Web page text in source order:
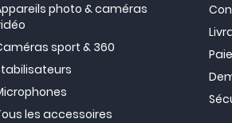
photo & caméras
sport & 360
les accessoires